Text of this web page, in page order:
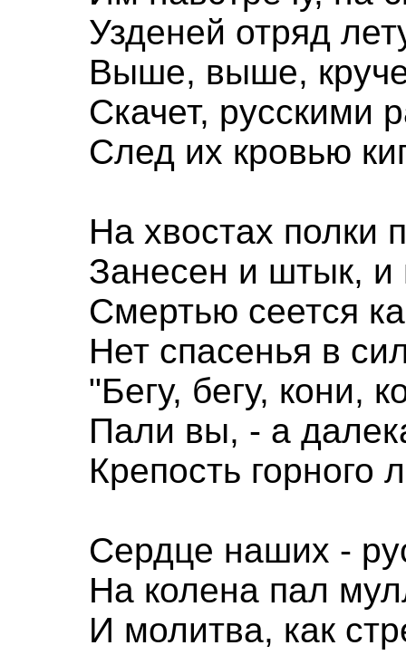
Узденей отряд
Выше, выше,
Скачет, русскими
След их кровью
На хвостах полки
Занесен и штык, и
Смертью сеется
Нет спасенья в
"Бегу, бегу, кони,
Пали вы, - а
Крепость горного
Сердце наших -
На колена пал
И молитва, как